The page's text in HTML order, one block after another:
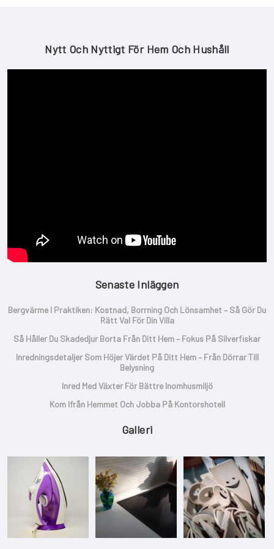
Nytt Och Nyttigt För Hem Och Hushåll
Senaste Inläggen
Bergvärme I Praktiken: Kostnad, Borrning Och Lönsamhet – Så Gör Du
Rätt Val För Din Villa
Så Håller Du Skadedjur Borta Från Ditt Hem – Fokus På Silverfiskar
Inredningsdetaljer Som Höjer Värdet På Ditt Hem – Från Dörrar Till
Belysning
Inred Med Växter För Bättre Inomhusmiljö
Kom Ifrån Hemmet Och Jobba På Kontorshotell
Galleri